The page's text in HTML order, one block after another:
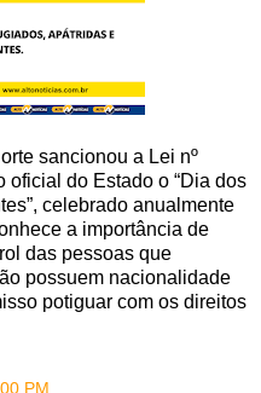
sancionou a Lei nº
oficial do Estado o “Dia dos
celebrado anualmente
a importância de
das pessoas que
possuem nacionalidade
potiguar com os direitos
PM